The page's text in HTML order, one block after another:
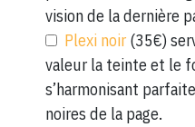
vision de la dernière
Plexi noir (35€)
valeur la teinte et le
s’harmonisant
noires de la page.